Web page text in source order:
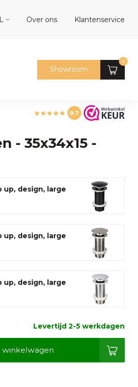
Over ons Klantenservice
Showroom
0
9.7
- 35x34x15 -
design, large
design, large
design, large
Levertijd 2-5 werkdagen
winkelwagen